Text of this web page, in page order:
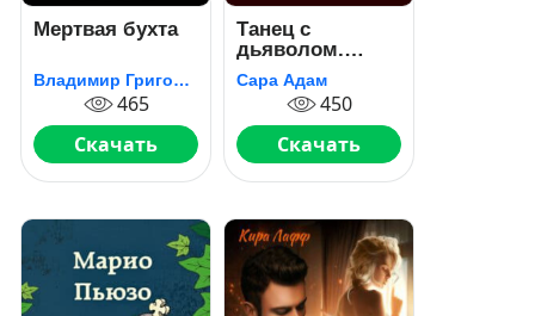
Мертвая бухта
Владимир Григорьевич Колычев
465
Скачать
Танец с
дьяволом.
Расплата
Сара Адам
450
Скачать